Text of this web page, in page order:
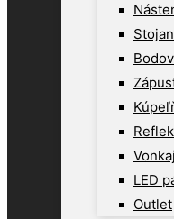
LED
Outlet